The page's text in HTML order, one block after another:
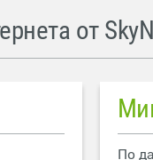
от
По